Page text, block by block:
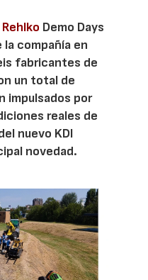
Rehlko Demo Days
la compañía en
fabricantes de
un total de
impulsados por
reales de
nuevo KDI
novedad.